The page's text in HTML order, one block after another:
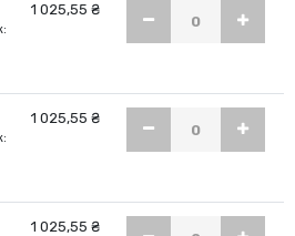
1 025,55 ₴
1 025,55 ₴
1 025,55 ₴